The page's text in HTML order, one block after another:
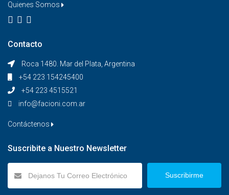
Quienes Somos
Contacto
Roca 1480. Mar del Plata, Argentina
+54 223 154245400
+54 223 4515521
info@facioni.com.ar
Contáctenos
Suscribite a Nuestro Newsletter
Suscribirme